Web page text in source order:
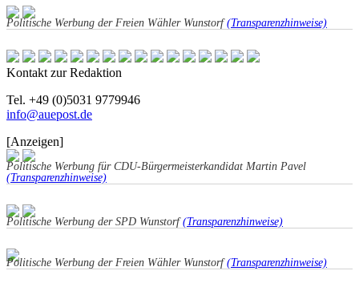
Politische Werbung der Freien Wähler Wunstorf(Transparenzhinweise)
Kontakt zur Redaktion
Tel. +49 (0)5031 9779946
info@auepost.de
[Anzeigen]
Politische Werbung für CDU-Bürgermeisterkandidat Martin Pavel
(Transparenzhinweise)
Politische Werbung der SPD Wunstorf(Transparenzhinweise)
Politische Werbung der Freien Wähler Wunstorf(Transparenzhinweise)